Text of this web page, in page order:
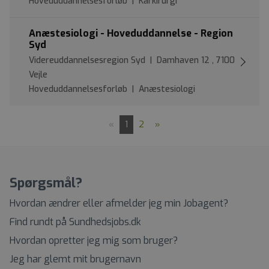
Anæstesiologi - Hoveduddannelse - Region
Syd
Videreuddannelsesregion Syd | Damhaven 12 , 7100
Vejle
Hoveduddannelsesforløb | Anæstesiologi
« 1 2 »
Spørgsmål?
Hvordan ændrer eller afmelder jeg min Jobagent?
Find rundt på Sundhedsjobs.dk
Hvordan opretter jeg mig som bruger?
Jeg har glemt mit brugernavn